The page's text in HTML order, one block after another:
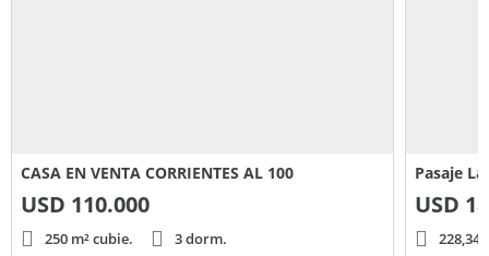
CASA EN VENTA CORRIENTES AL 100
USD 110.000
250 m² cubie. 3 dorm.
Pasaje
USD
228,34